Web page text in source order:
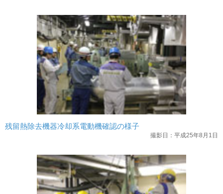
残留熱除去機器冷却系電動機確認の様子
撮影日：平成25年8月1日